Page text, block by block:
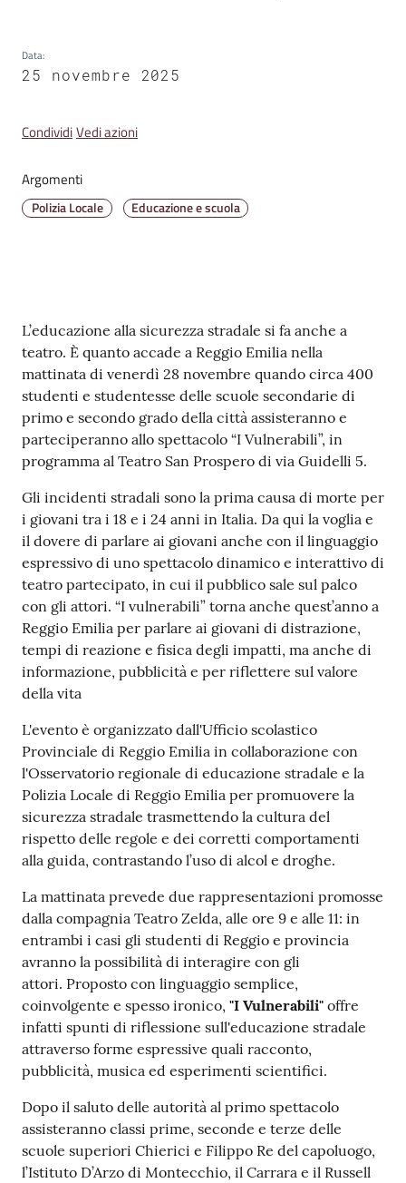
i
s
o
E
v
Seguici
su
Data:
25 novembre 2025
CondividiVedi azioni
Argomenti
Polizia Locale Educazione e scuola
Contenuto
L’educazione alla sicurezza stradale si fa anche a
teatro. È quanto accade a Reggio Emilia nella
mattinata di venerdì 28 novembre quando circa 400
studenti e studentesse delle scuole secondarie di
primo e secondo grado della città assisteranno e
parteciperanno allo spettacolo “I Vulnerabili”, in
programma al Teatro San Prospero di via Guidelli 5.
Gli incidenti stradali sono la prima causa di morte per
i giovani tra i 18 e i 24 anni in Italia. Da qui la voglia e
il dovere di parlare ai giovani anche con il linguaggio
espressivo di uno spettacolo dinamico e interattivo di
teatro partecipato, in cui il pubblico sale sul palco
con gli attori. “I vulnerabili” torna anche quest’anno a
Reggio Emilia per parlare ai giovani di distrazione,
tempi di reazione e fisica degli impatti, ma anche di
informazione, pubblicità e per riflettere sul valore
della vita
L'evento è organizzato dall'Ufficio scolastico
Provinciale di Reggio Emilia in collaborazione con
l'Osservatorio regionale di educazione stradale e la
Polizia Locale di Reggio Emilia per promuovere la
sicurezza stradale trasmettendo la cultura del
rispetto delle regole e dei corretti comportamenti
alla guida, contrastando l’uso di alcol e droghe.
La mattinata prevede due rappresentazioni promosse
dalla compagnia Teatro Zelda, alle ore 9 e alle 11: in
entrambi i casi gli studenti di Reggio e provincia
avranno la possibilità di interagire con gli
attori. Proposto con linguaggio semplice,
coinvolgente e spesso ironico, "I Vulnerabili" offre
infatti spunti di riflessione sull'educazione stradale
attraverso forme espressive quali racconto,
pubblicità, musica ed esperimenti scientifici.
Dopo il saluto delle autorità al primo spettacolo
assisteranno classi prime, seconde e terze delle
scuole superiori Chierici e Filippo Re del capoluogo,
l’Istituto D’Arzo di Montecchio, il Carrara e il Russell